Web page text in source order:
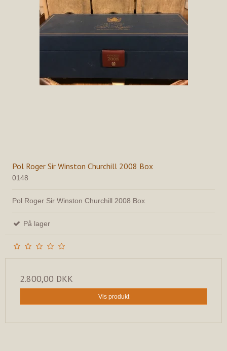
Pol Roger Sir Winston Churchill 2008 Box
0148
Pol Roger Sir Winston Churchill 2008 Box
På lager
2.800,00 DKK
Vis produkt